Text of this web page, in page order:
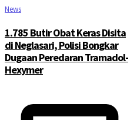
News
1.785 Butir Obat Keras Disita
di Neglasari, Polisi Bongkar
Dugaan Peredaran Tramadol-
Hexymer